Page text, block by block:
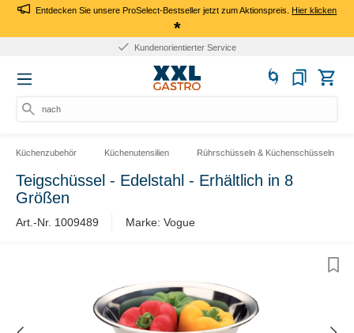
Entdecken Sie unsere ProSelect-Bestseller jetzt zum Aktionspreis.Hier klicken
*
Kundenorientierter Service
nach Pr
Küchenzubehör Küchenutensilien Rührschüsseln & Küchenschüsseln
Teigschüssel - Edelstahl - Erhältlich in 8
Größen
Art.-Nr. 1009489 Marke: Vogue